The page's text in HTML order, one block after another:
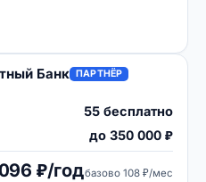
Банк ПАРТНЁР
55 бесплатно
до 350 000 ₽
₽/годбазово 108 ₽/мес